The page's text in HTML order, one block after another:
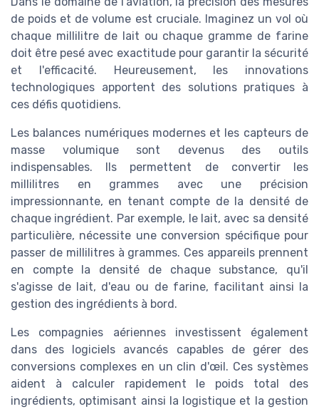
de poids et de volume est cruciale. Imaginez un vol où
chaque millilitre de lait ou chaque gramme de farine
doit être pesé avec exactitude pour garantir la sécurité
et l'efficacité. Heureusement, les innovations
technologiques apportent des solutions pratiques à
ces défis quotidiens.
Les balances numériques modernes et les capteurs de
masse volumique sont devenus des outils
indispensables. Ils permettent de convertir les
millilitres en grammes avec une précision
impressionnante, en tenant compte de la densité de
chaque ingrédient. Par exemple, le lait, avec sa densité
particulière, nécessite une conversion spécifique pour
passer de millilitres à grammes. Ces appareils prennent
en compte la densité de chaque substance, qu'il
s'agisse de lait, d'eau ou de farine, facilitant ainsi la
gestion des ingrédients à bord.
Les compagnies aériennes investissent également
dans des logiciels avancés capables de gérer des
conversions complexes en un clin d'œil. Ces systèmes
aident à calculer rapidement le poids total des
ingrédients, optimisant ainsi la logistique et la gestion